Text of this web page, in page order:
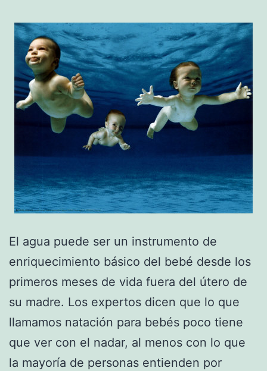
El agua puede ser un instrumento de
enriquecimiento básico del bebé desde los
primeros meses de vida fuera del útero de
su madre. Los expertos dicen que lo que
llamamos natación para bebés poco tiene
que ver con el nadar, al menos con lo que
la mayoría de personas entienden por